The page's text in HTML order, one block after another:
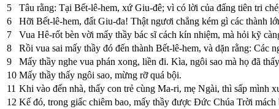
5
Tâu rằng: Tại Bết-lê-hem, xứ Giu-đê; vì có lời của đấng tiên tri
6
Hỡi Bết-lê-hem, đất Giu-đa! Thật ngươi chẳng kém gì các thành
7
Vua Hê-rốt bèn vời mấy thầy bác sĩ cách kín nhiệm, mà hỏi kỹ
8
Rồi vua sai mấy thầy đó đến thành Bết-lê-hem, và dặn rằng:
9
Mấy thầy nghe vua phán xong, liền đi. Kìa, ngôi sao mà họ đã
10 Mấy thầy thấy ngôi sao, mừng rỡ quá bội.
11 Khi vào đến nhà, thấy con trẻ cùng Ma-ri, mẹ Ngài, thì sấp mình
12 Kế đó, trong giấc chiêm bao, mấy thầy được Ðức Chúa Trời